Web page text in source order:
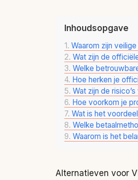
Inhoudsopgave
Waarom zijn
Wat zijn de
Welke
Hoe herken je
Wat zijn de
Hoe voorkom je
Wat is het
Welke
Waarom is het
Alternatieven voor